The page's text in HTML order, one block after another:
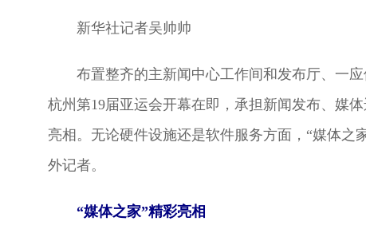
新华社记者吴帅帅
布置整齐的主新闻中心工作间和发布厅、一
杭州第19届亚运会开幕在即，承担新闻发布、媒
亮相。无论硬件设施还是软件服务方面，“媒体之
外记者。
“媒体之家”精彩亮相